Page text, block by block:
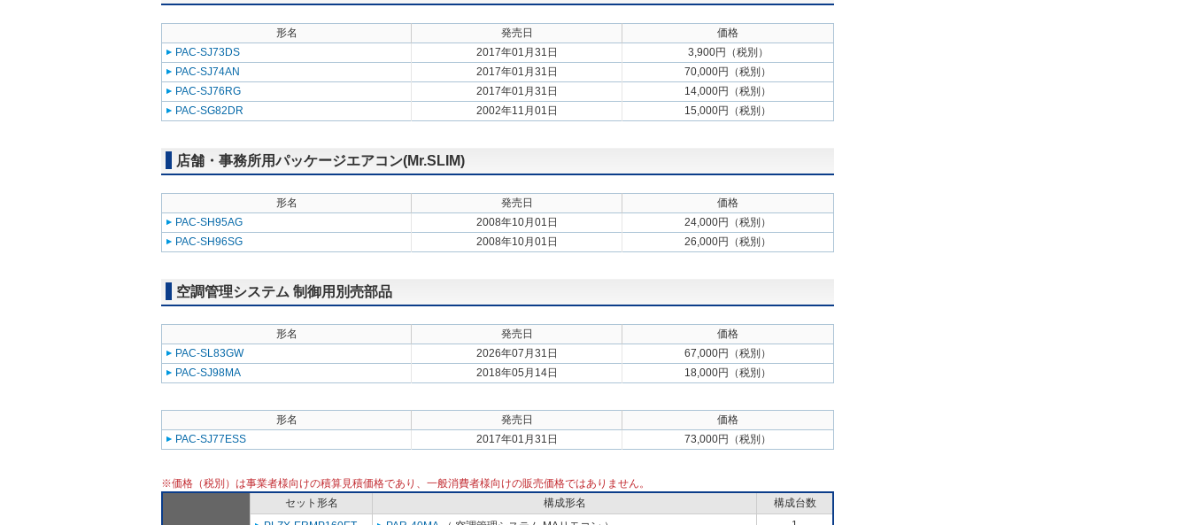
形名 発売日
価格
PAC-SJ73DS
2017年01月31日
3,900円（税別）
PAC-SJ74AN
2017年01月31日
70,000円（税別）
PAC-SJ76RG
2017年01月31日
14,000円（税別）
PAC-SG82DR
2002年11月01日 15,000円（税別）
店舗・事務所用パッケージエアコン(Mr.SLIM)
形名 発売日
価格
PAC-SH95AG
2008年10月01日
24,000円（税別）
PAC-SH96SG
2008年10月01日 26,000円（税別）
空調管理システム 制御用別売部品
形名 発売日
価格
PAC-SL83GW
2026年07月31日
67,000円（税別）
PAC-SJ98MA
2018年05月14日 18,000円（税別）
形名 発売日
価格
PAC-SJ77ESS
2017年01月31日 73,000円（税別）
※価格（税別）は事業者様向けの積算見積価格であり、一般消費者様向けの販売価格ではありません。
セット形名 構成形名
構成台数